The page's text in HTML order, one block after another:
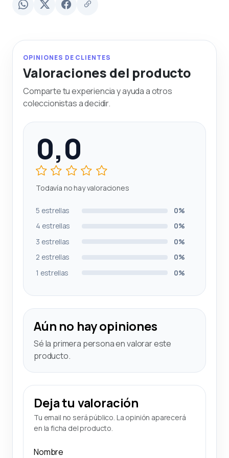
OPINIONES DE CLIENTES
Valoraciones del producto
Comparte tu experiencia y ayuda a otros
coleccionistas a decidir.
0,0
Todavía no hay valoraciones
5 estrellas
0%
4 estrellas
0%
3 estrellas
0%
2 estrellas
0%
1 estrellas
0%
Aún no hay opiniones
Sé la primera persona en valorar este
producto.
Deja tu valoración
Tu email no será público. La opinión aparecerá
en la ficha del producto.
Nombre